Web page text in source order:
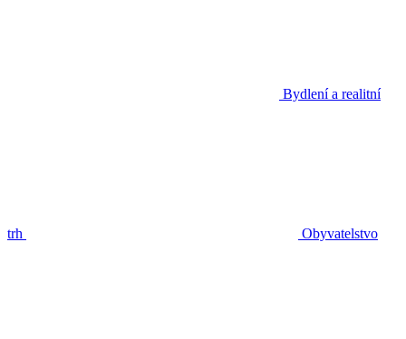
Bydlení a realitní
trh Obyvatelstvo